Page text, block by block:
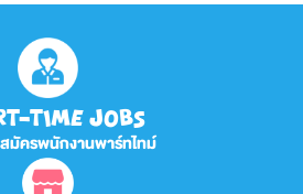
TIME JOBS
มัครพนักงานพาร์ทไทม์